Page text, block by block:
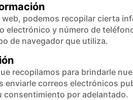
podemos recopilar cierta
electrónico y número de
de navegador que utiliza.
recopilamos para brindarle
enviarle correos electrónicos
consentimiento por adelantado.